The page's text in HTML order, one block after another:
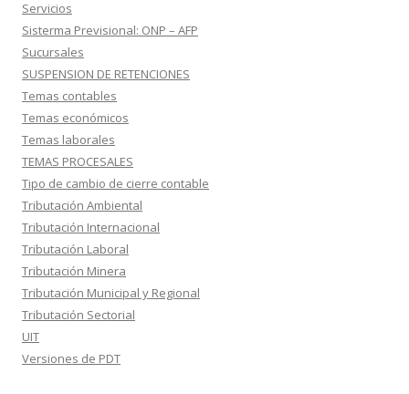
Servicios
Sisterma Previsional: ONP – AFP
Sucursales
SUSPENSION DE RETENCIONES
Temas contables
Temas económicos
Temas laborales
TEMAS PROCESALES
Tipo de cambio de cierre contable
Tributación Ambiental
Tributación Internacional
Tributación Laboral
Tributación Minera
Tributación Municipal y Regional
Tributación Sectorial
UIT
Versiones de PDT